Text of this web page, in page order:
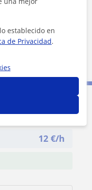
©OpenStreetMap
12 €/h
establecido en
de Privacidad.